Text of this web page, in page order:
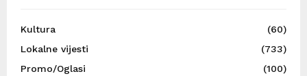
Kultura
(60)
Lokalne vijesti
(733)
Promo/Oglasi
(100)